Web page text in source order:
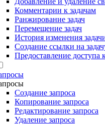
Комментарии к задачам
Ранжирование задач
Перемещение задач
История изменения
Создание ссылки на
Предоставление доступа
Создание запроса
Копирование запроса
Редактирование запроса
Удаление запроса